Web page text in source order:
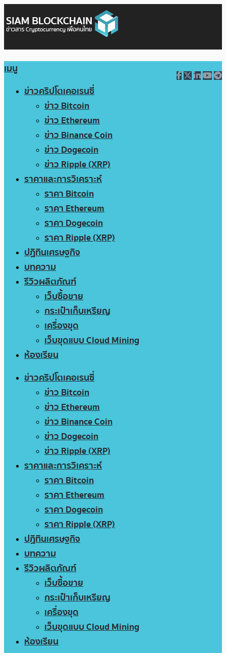
เมนู
ข่าวคริปโตเคอเรนซี่
ข่าว Bitcoin
ข่าว Ethereum
ข่าว Binance Coin
ข่าว Dogecoin
ข่าว Ripple (XRP)
ราคาและการวิเคราะห์
ราคา Bitcoin
ราคา Ethereum
ราคา Dogecoin
ราคา Ripple (XRP)
ปฏิทินเศรษฐกิจ
บทความ
รีวิวผลิตภัณฑ์
เว็บซื้อขาย
กระเป๋าเก็บเหรียญ
เครื่องขุด
เว็บขุดแบบ Cloud Mining
ห้องเรียน
ข่าวคริปโตเคอเรนซี่
ข่าว Bitcoin
ข่าว Ethereum
ข่าว Binance Coin
ข่าว Dogecoin
ข่าว Ripple (XRP)
ราคาและการวิเคราะห์
ราคา Bitcoin
ราคา Ethereum
ราคา Dogecoin
ราคา Ripple (XRP)
ปฏิทินเศรษฐกิจ
บทความ
รีวิวผลิตภัณฑ์
เว็บซื้อขาย
กระเป๋าเก็บเหรียญ
เครื่องขุด
เว็บขุดแบบ Cloud Mining
ห้องเรียน